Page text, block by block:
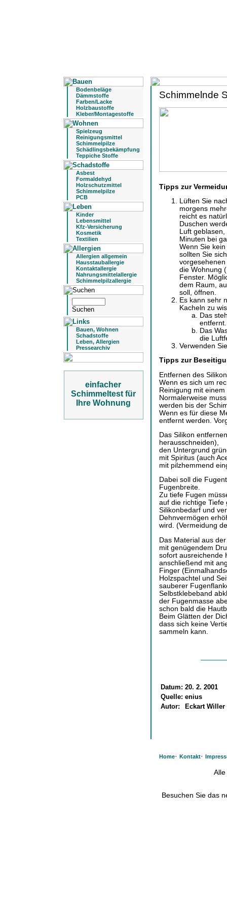
Bodenbeläge
Dämmstoffe
Farben/Lacke
Holzbaustoffe
Kleber/Montagestoffe
Spielzeug
Reinigungsmittel
Schimmelpilze
Schädlingsbekämpfung
Teppiche Stoffe
Asbest
Formaldehyd
Holzschutzmittel
Schimmelpilze
PCB
Kinder
Lebensmittel
Kfz-Versicherung
Kosmetik
Textilien
Allergien allgemein
Hausstauballergie
Kontaktallergie
Nahrungsmittelallergie
Schimmelpilzallergie
Bauen, Wohnen
Schadstoffe
Leben, Allergien
Pressearchiv
einfacher
Schimmeltest für
Ihre Wohnung
Schimmelnde
Tipps zur
Lüften Sie
morgens
reicht es
Duschen
Luft
Minuten bei
Wenn Sie
sollten Sie
die Wohnung
Fenster.
dem Raum,
soll, öffnen.
Es kann sehr
Kacheln zu
Das
entfernt.
Das
die
Verwenden
Tipps zur
Entfernen des
Wenn es sich um
Reinigung mit
Normalerweise
werden bis der
Wenn es für diese
entfernt werden.
Das Silikon
herausschneiden),
den Untergrund
mit Spiritus (auch
mit pilzhemmend
Dabei soll die
Fugenbreite.
Zu tiefe Fugen
auf die richtige Tiefe
Silikonbedarf und
Dehnvermögen
wird. (Vermeidung
Das Material aus
mit genügendem
sofort ausreichende
anschließend mit
Finger
Holzspachtel und
sauberer
Selbstklebeband
der Fugenmasse
schon bald die
Beim Glätten der
dass sich keine
sammeln kann.
Datum: 20. 2. 2001
Quelle: enius
Autor:
Eckart Willer
Home· Kontakt·
Besuchen Sie das